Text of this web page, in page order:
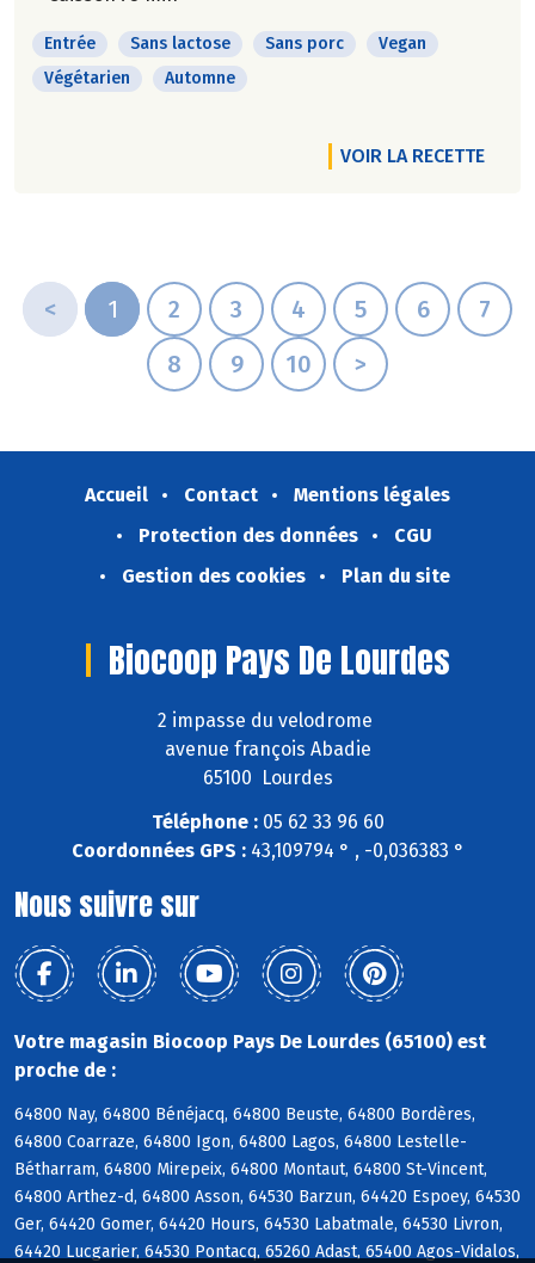
Entrée Sans lactose Sans porc
Vegan
Végétarien
Automne
VOIR LA RECETTE
< 1 2 3 4 5 6
7
8
9 10 >
Accueil Contact
Mentions légales
Protection des données
CGU
Gestion des cookies
Plan du site
Biocoop Pays De Lourdes
2 impasse du velodrome
avenue françois Abadie
65100 Lourdes
Téléphone :05 62 33 96 60
Coordonnées GPS :43,109794 ° , -0,036383 °
Nous suivre sur
Votre magasin Biocoop Pays De Lourdes (65100) est
proche de :
64800 Nay, 64800 Bénéjacq, 64800 Beuste, 64800 Bordères,
64800 Coarraze, 64800 Igon, 64800 Lagos, 64800 Lestelle-
Bétharram, 64800 Mirepeix, 64800 Montaut, 64800 St-Vincent,
64800 Arthez-d, 64800 Asson, 64530 Barzun, 64420 Espoey, 64530
Ger, 64420 Gomer, 64420 Hours, 64530 Labatmale, 64530 Livron,
64420 Lucgarier, 64530 Pontacq, 65260 Adast, 65400 Agos-Vidalos,